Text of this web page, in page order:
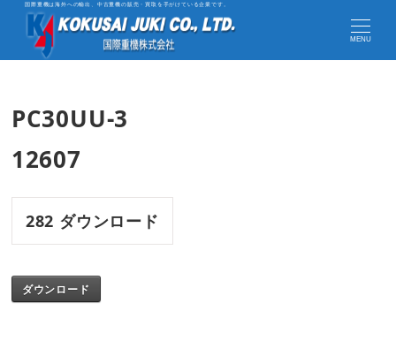
国際重機は海外への輸出、中古重機の販売・買取を手がけている企業です。
MENU
PC30UU-3
12607
282 ダウンロード
ダウンロード